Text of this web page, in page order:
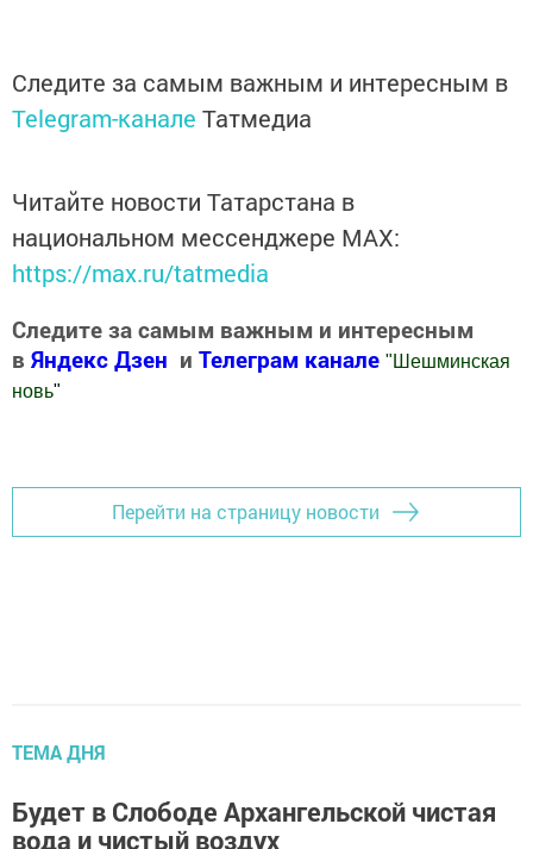
Следите за самым важным и интересным в
Telegram-канале Татмедиа
Читайте новости Татарстана в
национальном мессенджере MАХ:
https://max.ru/tatmedia
Следите за самым важным и интересным
в Яндекс Дзен и Телеграм канале " Шешминская
новь"
Перейти на страницу новости
ТЕМА ДНЯ
Будет в Слободе Архангельской чистая
вода и чистый воздух